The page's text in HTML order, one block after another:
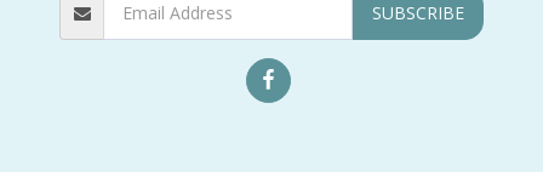
SUBSCRIBE